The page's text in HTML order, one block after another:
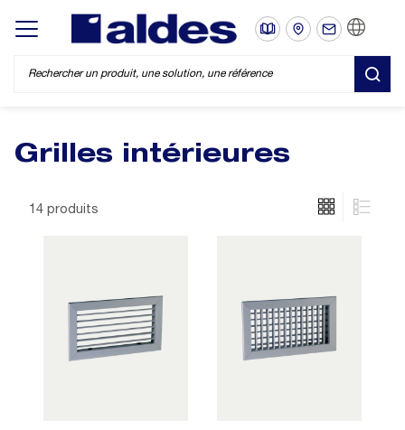
Display/hide main menu
Grilles intérieures
14 produits